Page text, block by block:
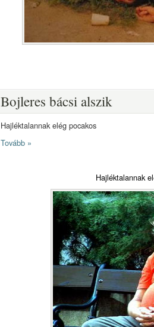
Bojleres bácsi alszik
Hajléktalannak elég pocakos
Tovább »
Hajléktalannak